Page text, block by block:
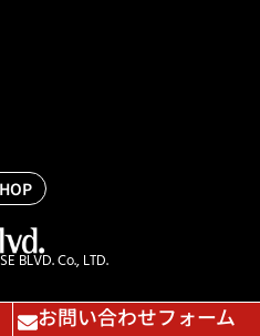
BLVD. Co., LTD.
お問い合わせフォーム